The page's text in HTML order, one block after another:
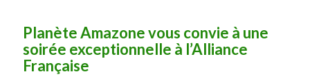
Planète Amazone vous convie à une
soirée exceptionnelle à l’Alliance
Française